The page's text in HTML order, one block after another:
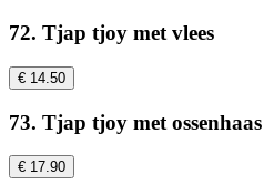
72. Tjap tjoy met vlees
€ 14.50
73. Tjap tjoy met ossenhaas
€ 17.90